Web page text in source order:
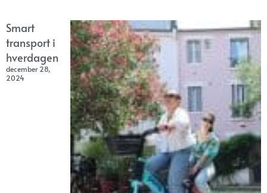
Smart
transport i
hverdagen
december 28,
2024